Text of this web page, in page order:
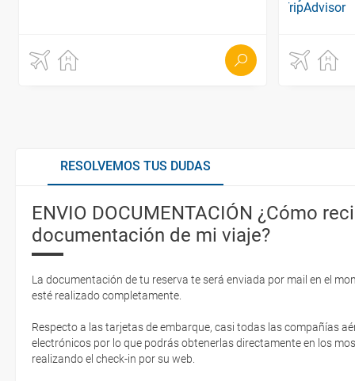
RESOLVEMOS TUS DUDAS
ENVIO DOCUMENTACIÓN ¿Cómo
documentación de mi viaje?
La documentación de tu reserva te será enviada por mail en el
esté realizado completamente.
Respecto a las tarjetas de embarque, casi todas las compañías
electrónicos por lo que podrás obtenerlas directamente en los
realizando el check-in por su web.